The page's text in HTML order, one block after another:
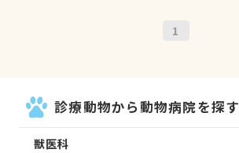
1
診療動物から動物病院を探す
獣医科